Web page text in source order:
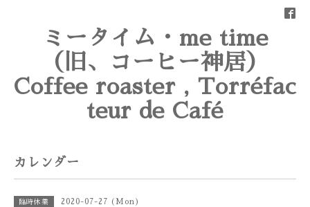
ミータイム・me time
（旧、コーヒー神居）
Coffee roaster , Torréfac
teur de Café
カレンダー
臨時休業 2020-07-27 (Mon)